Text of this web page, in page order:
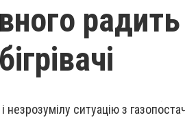
незрозумілу ситуацію з